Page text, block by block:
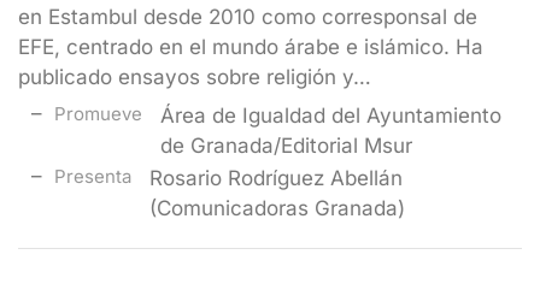
en Estambul desde 2010 como corresponsal de
EFE, centrado en el mundo árabe e islámico. Ha
publicado ensayos sobre religión y…
Promueve
Área de Igualdad del Ayuntamiento
de Granada/Editorial Msur
Presenta
Rosario Rodríguez Abellán
(Comunicadoras Granada)